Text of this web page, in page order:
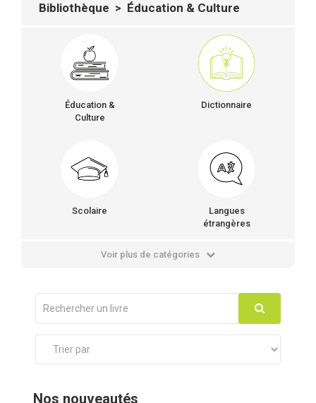
Bibliothèque > Éducation & Culture
Éducation &
Culture
Dictionnaire
Scolaire
Langues
étrangères
Voir plus de catégories
Nos nouveautés